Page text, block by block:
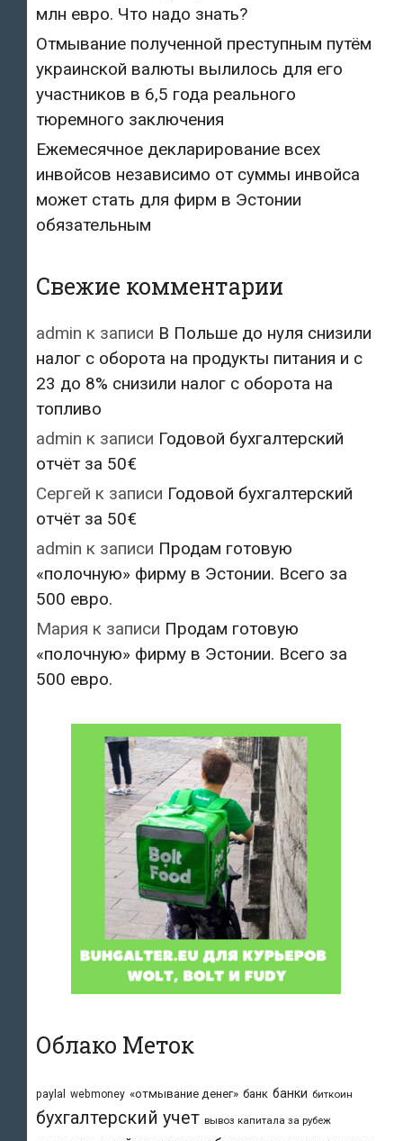
млн евро. Что надо знать?
Отмывание полученной преступным путём
украинской валюты вылилось для его
участников в 6,5 года реального
тюремного заключения
Ежемесячное декларирование всех
инвойсов независимо от суммы инвойса
может стать для фирм в Эстонии
обязательным
Свежие комментарии
admin к записи В Польше до нуля снизили
налог с оборота на продукты питания и с
23 до 8% снизили налог с оборота на
топливо
admin к записи Годовой бухгалтерский
отчёт за 50€
Сергей к записи Годовой бухгалтерский
отчёт за 50€
admin к записи Продам готовую
«полочную» фирму в Эстонии. Всего за
500 евро.
Мария к записи Продам готовую
«полочную» фирму в Эстонии. Всего за
500 евро.
Облако Меток
paylal webmoney «отмывание денег» банк банки биткоин
бухгалтерский учет вывоз капитала за рубеж